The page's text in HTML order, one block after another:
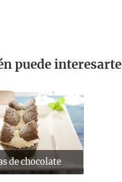
puede interesarte
de chocolate